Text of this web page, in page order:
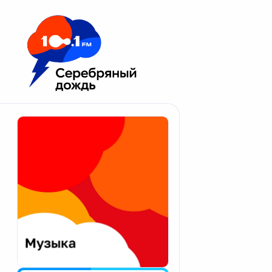
Москва 100.1 FM
Апатиты
Екатеринбург
Калининград
Калуга